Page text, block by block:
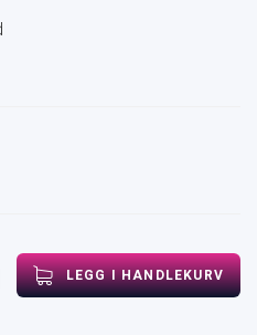
LEGG I HANDLEKURV